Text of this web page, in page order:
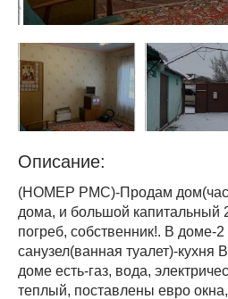
Описание:
(НОМЕР PMC)-Продам
дома, и большой капитальный
погреб, собственник!. В доме-
санузел(ванная туалет)-кухня
доме есть-газ, вода,
теплый, поставлены евро